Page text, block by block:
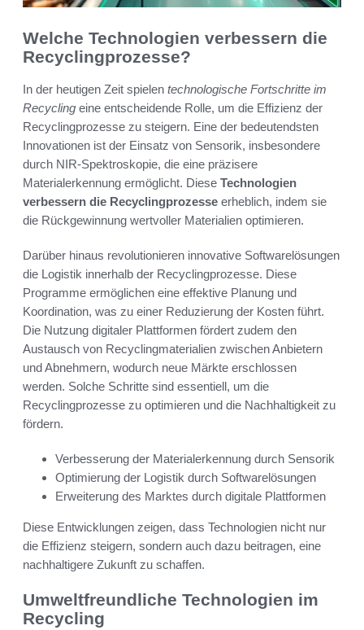
Welche Technologien verbessern die
Recyclingprozesse?
In der heutigen Zeit spielen technologische Fortschritte im
Recycling eine entscheidende Rolle, um die Effizienz der
Recyclingprozesse zu steigern. Eine der bedeutendsten
Innovationen ist der Einsatz von Sensorik, insbesondere
durch NIR-Spektroskopie, die eine präzisere
Materialerkennung ermöglicht. Diese Technologien
verbessern die Recyclingprozesse erheblich, indem sie
die Rückgewinnung wertvoller Materialien optimieren.
Darüber hinaus revolutionieren innovative Softwarelösungen
die Logistik innerhalb der Recyclingprozesse. Diese
Programme ermöglichen eine effektive Planung und
Koordination, was zu einer Reduzierung der Kosten führt.
Die Nutzung digitaler Plattformen fördert zudem den
Austausch von Recyclingmaterialien zwischen Anbietern
und Abnehmern, wodurch neue Märkte erschlossen
werden. Solche Schritte sind essentiell, um die
Recyclingprozesse zu optimieren und die Nachhaltigkeit zu
fördern.
Verbesserung der Materialerkennung durch Sensorik
Optimierung der Logistik durch Softwarelösungen
Erweiterung des Marktes durch digitale Plattformen
Diese Entwicklungen zeigen, dass Technologien nicht nur
die Effizienz steigern, sondern auch dazu beitragen, eine
nachhaltigere Zukunft zu schaffen.
Umweltfreundliche Technologien im
Recycling